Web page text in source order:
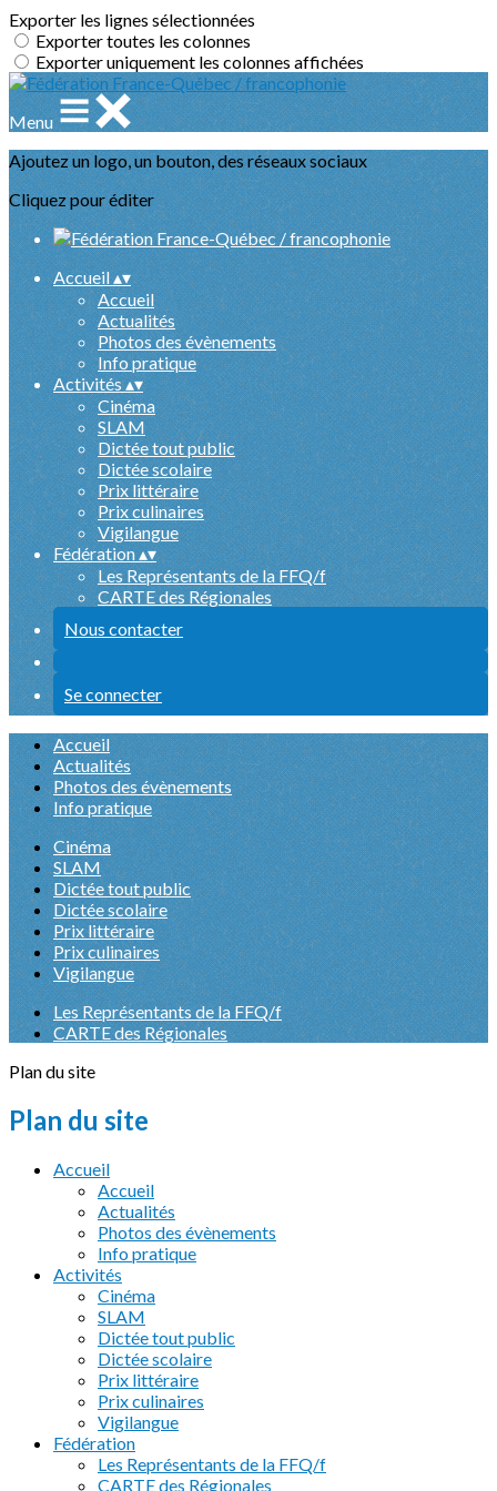
Exporter les lignes sélectionnées
Exporter toutes les colonnes
Exporter uniquement les colonnes affichées
Menu
Ajoutez un logo, un bouton, des réseaux sociaux
Cliquez pour éditer
Accueil▴▾
Accueil
Actualités
Photos des évènements
Info pratique
Activités▴▾
Cinéma
SLAM
Dictée tout public
Dictée scolaire
Prix littéraire
Prix culinaires
Vigilangue
Fédération▴▾
Les Représentants de la FFQ/f
CARTE des Régionales
Nous contacter
Se connecter
Accueil
Actualités
Photos des évènements
Info pratique
Cinéma
SLAM
Dictée tout public
Dictée scolaire
Prix littéraire
Prix culinaires
Vigilangue
Les Représentants de la FFQ/f
CARTE des Régionales
Plan du site
Plan du site
Accueil
Accueil
Actualités
Photos des évènements
Info pratique
Activités
Cinéma
SLAM
Dictée tout public
Dictée scolaire
Prix littéraire
Prix culinaires
Vigilangue
Fédération
Les Représentants de la FFQ/f
CARTE des Régionales